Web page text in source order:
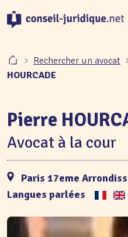
Rechercher un avocat
HOURCADE
Pierre
Avocat à la cour
Paris 17eme
Langues parlées